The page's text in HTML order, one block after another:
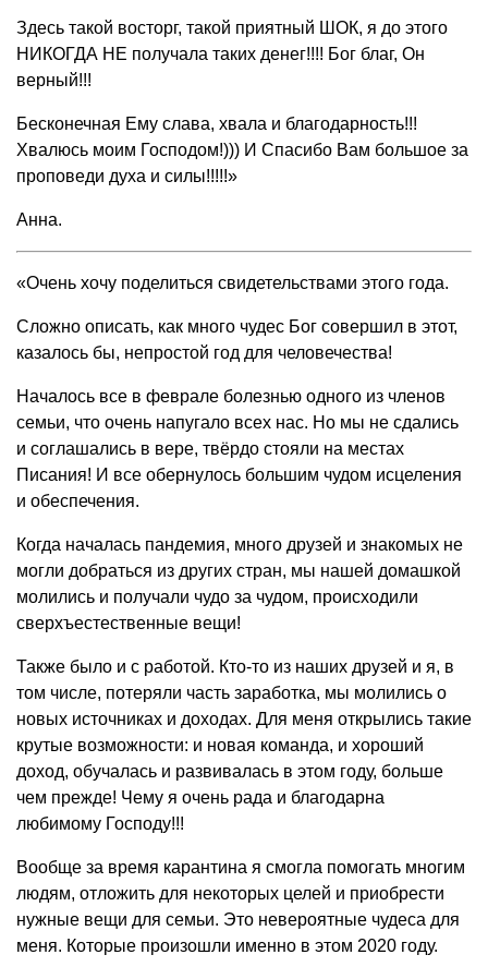
Здесь такой восторг, такой приятный ШОК, я до этого
НИКОГДА НЕ получала таких денег!!!! Бог благ, Он
верный!!!
Бесконечная Ему слава, хвала и благодарность!!!
Хвалюсь моим Господом!))) И Спасибо Вам большое за
проповеди духа и силы!!!!!»
Анна.
«Очень хочу поделиться свидетельствами этого года.
Сложно описать, как много чудес Бог совершил в этот,
казалось бы, непростой год для человечества!
Началось все в феврале болезнью одного из членов
семьи, что очень напугало всех нас. Но мы не сдались
и соглашались в вере, твёрдо стояли на местах
Писания! И все обернулось большим чудом исцеления
и обеспечения.
Когда началась пандемия, много друзей и знакомых не
могли добраться из других стран, мы нашей домашкой
молились и получали чудо за чудом, происходили
сверхъестественные вещи!
Также было и с работой. Кто-то из наших друзей и я, в
том числе, потеряли часть заработка, мы молились о
новых источниках и доходах. Для меня открылись такие
крутые возможности: и новая команда, и хороший
доход, обучалась и развивалась в этом году, больше
чем прежде! Чему я очень рада и благодарна
любимому Господу!!!
Вообще за время карантина я смогла помогать многим
людям, отложить для некоторых целей и приобрести
нужные вещи для семьи. Это невероятные чудеса для
меня. Которые произошли именно в этом 2020 году.